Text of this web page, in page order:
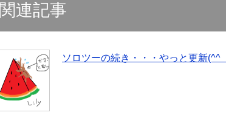
t
t
で
有
し
い
ウ
ィ
ン
ウ
共
有
(
し
ウ
ィ
ン
ド
ウ
で
開
き
ま
す
g
l
e
で
有
(
新
し
ウ
関連記事
ソロツーの続き・・・やっと更新(^^ゞ